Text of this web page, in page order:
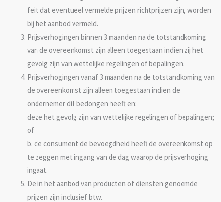
feit dat eventueel vermelde prijzen richtprijzen zijn, worden
bij het aanbod vermeld.
Prijsverhogingen binnen 3 maanden na de totstandkoming
van de overeenkomst zijn alleen toegestaan indien zij het
gevolg zijn van wettelijke regelingen of bepalingen.
Prijsverhogingen vanaf 3 maanden na de totstandkoming van
de overeenkomst zijn alleen toegestaan indien de
ondernemer dit bedongen heeft en:
deze het gevolg zijn van wettelijke regelingen of bepalingen;
of
b. de consument de bevoegdheid heeft de overeenkomst op
te zeggen met ingang van de dag waarop de prijsverhoging
ingaat.
De in het aanbod van producten of diensten genoemde
prijzen zijn inclusief btw.